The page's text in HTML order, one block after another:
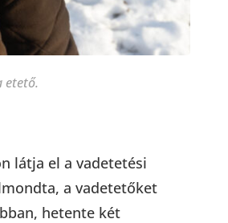
etető.
látja el a vadetetési
a vadetetőket
hetente két